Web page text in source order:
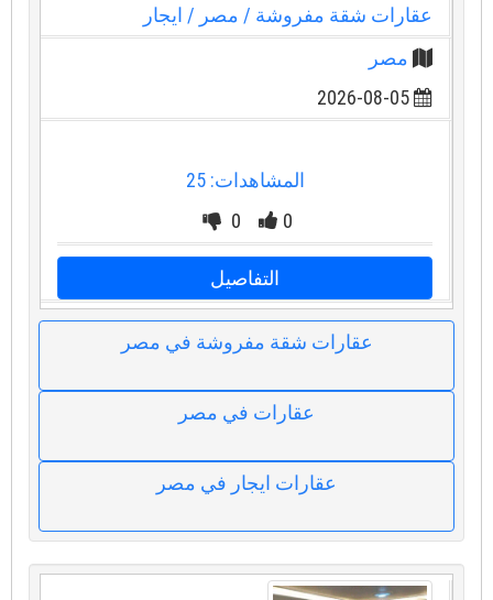
عقارات شقة مفروشة / مصر / ايجار
مصر
المشاهدات: 25
0
0
التفاصيل
عقارات شقة مفروشة في مصر
عقارات في مصر
عقارات ايجار في مصر